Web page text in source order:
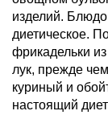
изделий. Блюдо
диетическое.
фрикадельки
лук, прежде
куриный и
настоящий